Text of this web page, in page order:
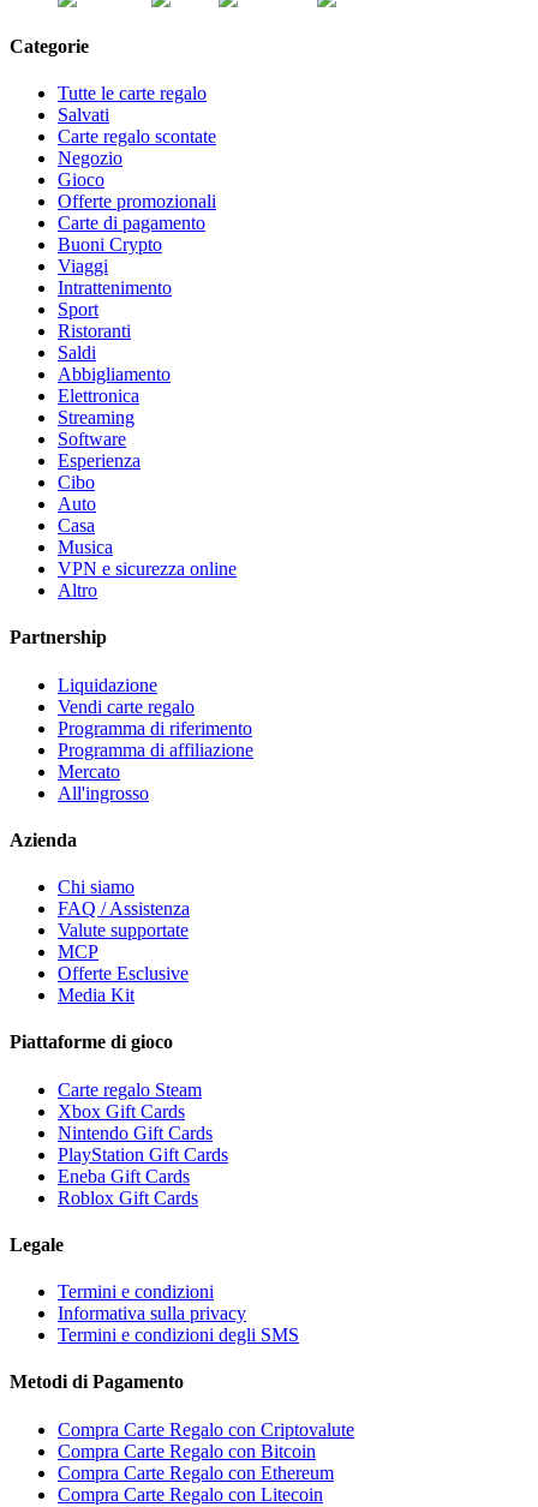
Categorie
Tutte le carte regalo
Salvati
Carte regalo scontate
Negozio
Gioco
Offerte promozionali
Carte di pagamento
Buoni Crypto
Viaggi
Intrattenimento
Sport
Ristoranti
Saldi
Abbigliamento
Elettronica
Streaming
Software
Esperienza
Cibo
Auto
Casa
Musica
VPN e sicurezza online
Altro
Partnership
Liquidazione
Vendi carte regalo
Programma di riferimento
Programma di affiliazione
Mercato
All'ingrosso
Azienda
Chi siamo
FAQ / Assistenza
Valute supportate
MCP
Offerte Esclusive
Media Kit
Piattaforme di gioco
Carte regalo Steam
Xbox Gift Cards
Nintendo Gift Cards
PlayStation Gift Cards
Eneba Gift Cards
Roblox Gift Cards
Legale
Termini e condizioni
Informativa sulla privacy
Termini e condizioni degli SMS
Metodi di Pagamento
Compra Carte Regalo con Criptovalute
Compra Carte Regalo con Bitcoin
Compra Carte Regalo con Ethereum
Compra Carte Regalo con Litecoin